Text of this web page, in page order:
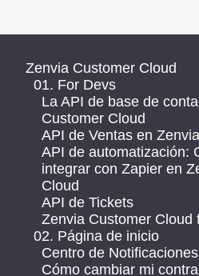
Zenvia Customer Cloud
01. For Devs
La API de base de
Customer Cloud
API de Ventas en
API de automatización:
integrar con Zapier en
Cloud
API de Tickets
Zenvia Customer Cloud
02. Página de inicio
Centro de Notificaciones
Cómo cambiar mi